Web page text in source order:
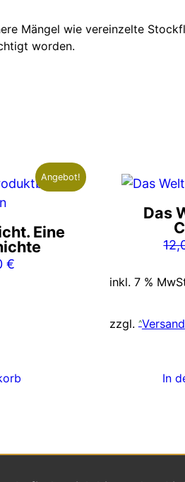
Mängel wie vereinzelte
worden.
Angebot!
Eine
€Aktueller
Das
inkl. 7 %
zzgl. Versand
In